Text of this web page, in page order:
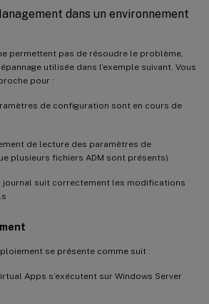
dans un environnement
permettent pas de résoudre le problème,
utilisée dans l’exemple suivant. Vous
pour :
de configuration sont en cours de
de lecture des paramètres de
plusieurs fichiers ADM sont présents)
journal suit correctement les modifications
se présente comme suit :
Apps s’exécutent sur Windows Server